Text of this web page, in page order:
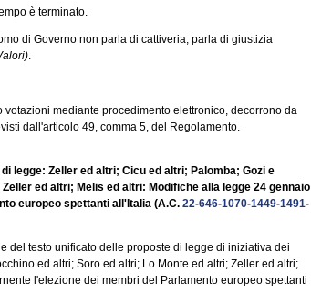
è terminato.
di Governo non parla di cattiveria, parla di giustizia
.
mediante procedimento elettronico, decorrono da
dall'articolo 49, comma 5, del Regolamento.
legge: Zeller ed altri; Cicu ed altri; Palomba; Gozi e
ed altri; Melis ed altri: Modifiche alla legge 24 gennaio
europeo spettanti all'Italia (A.C. 22-646-1070-1449-1491-
del testo unificato delle proposte di legge di iniziativa dei
ed altri; Soro ed altri; Lo Monte ed altri; Zeller ed altri;
l'elezione dei membri del Parlamento europeo spettanti